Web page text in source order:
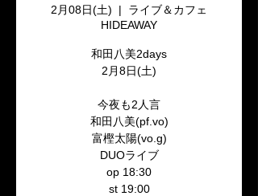
2月08日(土)
  |
ライブ＆カフェ
HIDEAWAY
和田八美2days
2月8日(土)
今夜も2人言
和田八美(pf.vo)
富樫太陽(vo.g)
DUOライブ
op 18:30
st 19:00